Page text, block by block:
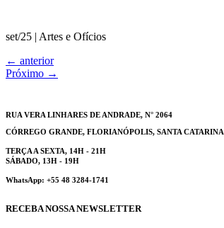
set/25 | Artes e Ofícios
← anterior
Próximo →
RUA VERA LINHARES DE ANDRADE, N° 2064
CÓRREGO GRANDE, FLORIANÓPOLIS, SANTA CATARINA
TERÇA A SEXTA, 14H - 21H
SÁBADO, 13H - 19H
WhatsApp: +55 48 3284-1741
RECEBA NOSSA NEWSLETTER